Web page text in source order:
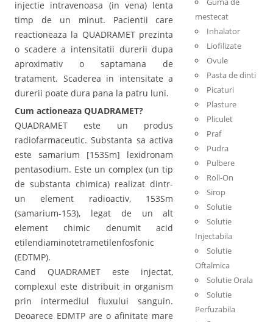
injectie intravenoasa (in vena) lenta
timp de un minut. Pacientii care
reactioneaza la QUADRAMET prezinta
o scadere a intensitatii durerii dupa
aproximativ o saptamana de
tratament. Scaderea in intensitate a
durerii poate dura pana la patru luni.
Cum actioneaza QUADRAMET?
QUADRAMET este un produs
radiofarmaceutic. Substanta sa activa
este samarium [153Sm] lexidronam
pentasodium. Este un complex (un tip
de substanta chimica) realizat dintr-
un element radioactiv, 153Sm
(samarium-153), legat de un alt
element chimic denumit acid
etilendiaminotetrametilenfosfonic
(EDTMP).
Cand QUADRAMET este injectat,
complexul este distribuit in organism
prin intermediul fluxului sanguin.
Deoarece EDMTP are o afinitate mare
mestecat
Inhalator
Liofilizate
Ovule
Pasta de dinti
Picaturi
Plasture
Pliculet
Praf
Pudra
Pulbere
Roll-On
Sirop
Solutie
Solutie
Injectabila
Solutie
Oftalmica
Solutie Orala
Solutie
Perfuzabila